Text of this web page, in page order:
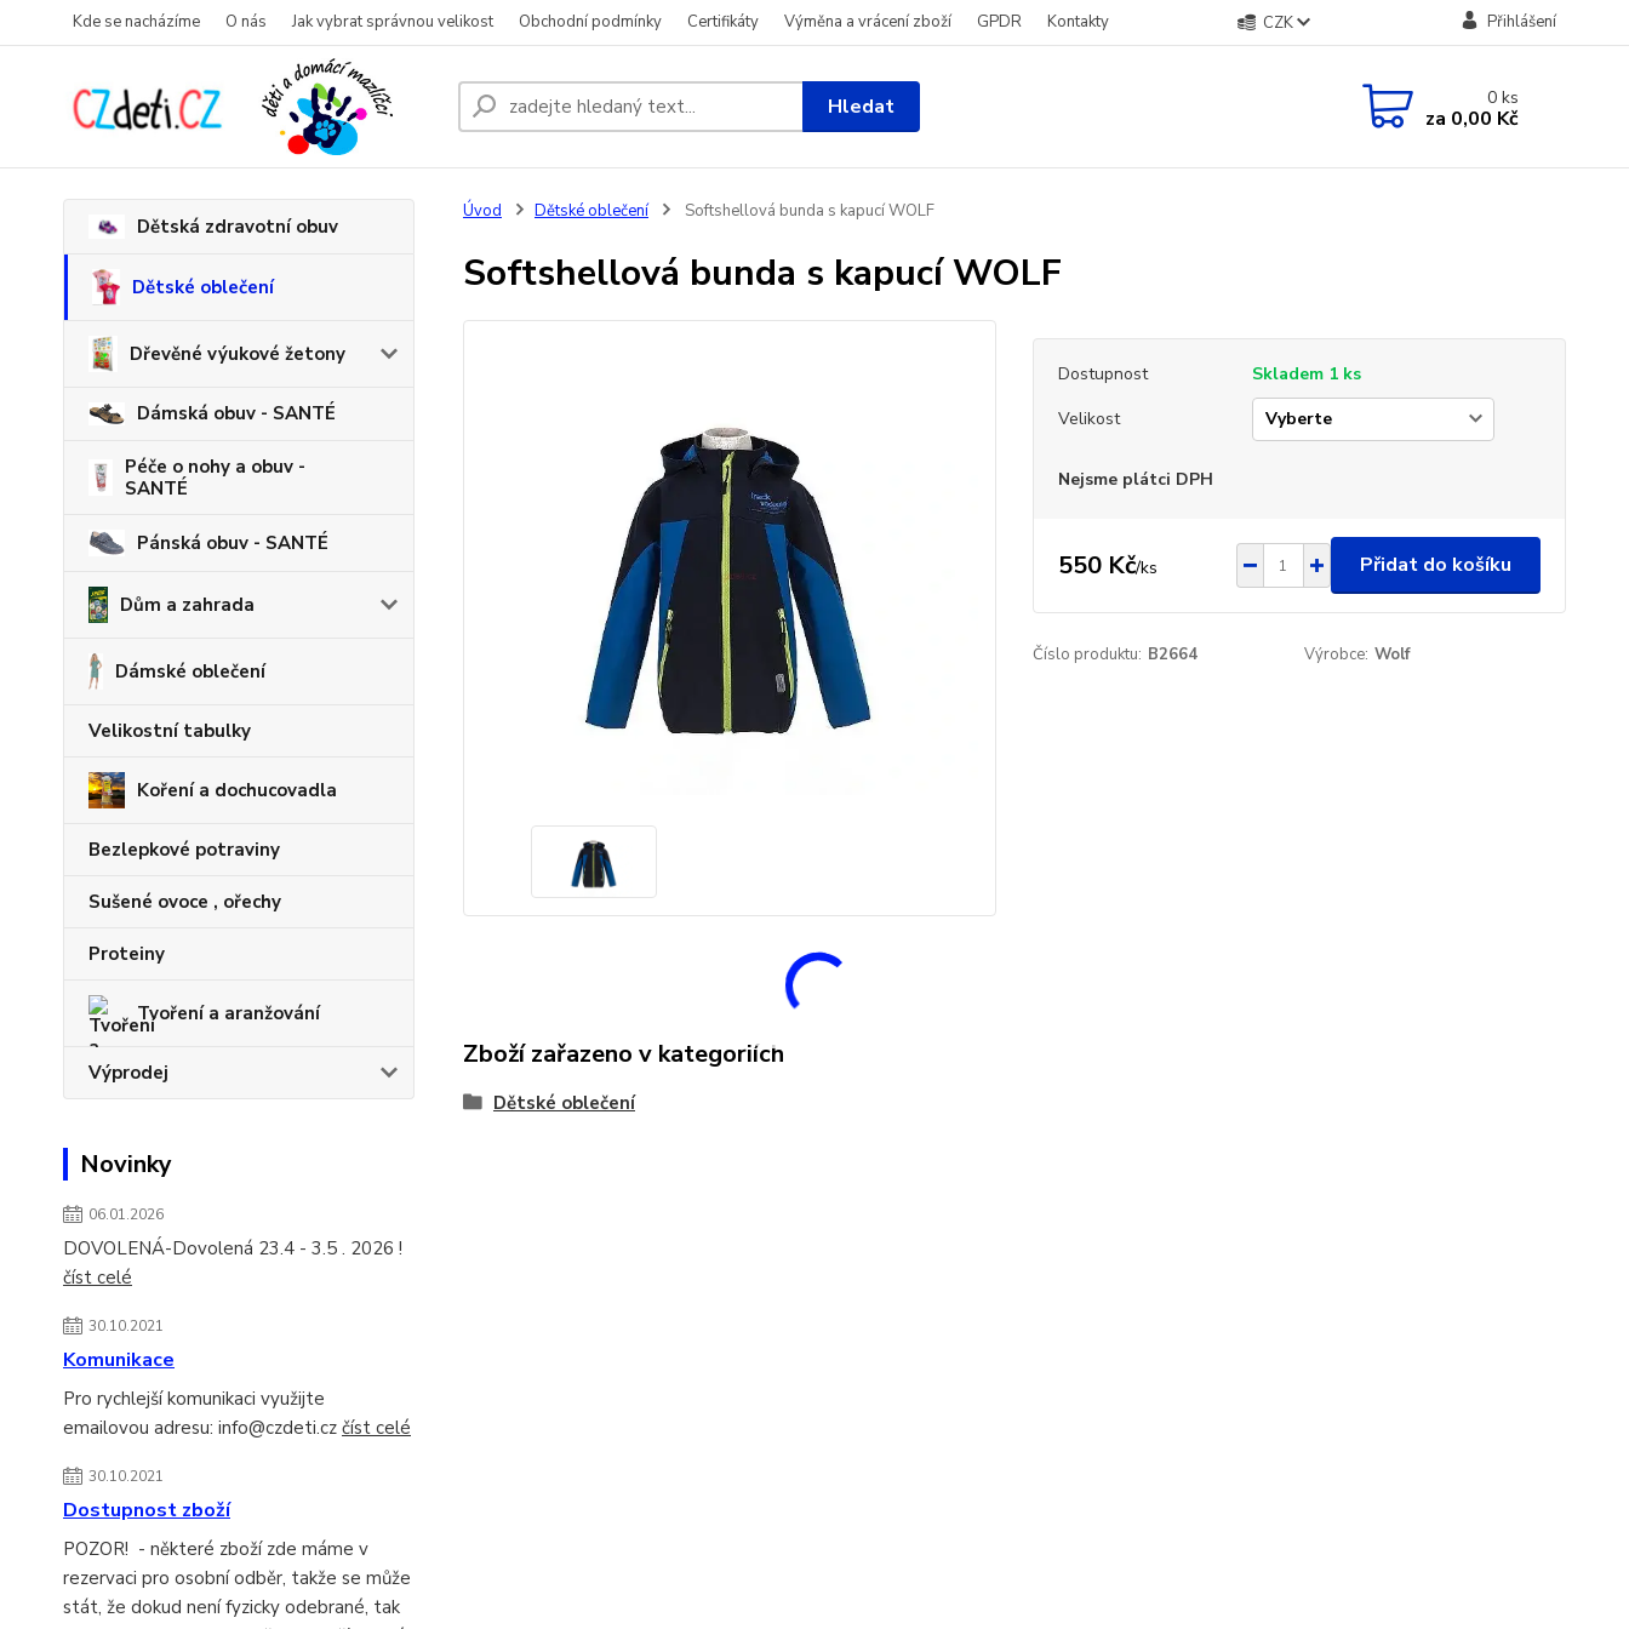
Kde se nacházíme O nás Jak vybrat správnou velikost Obchodní podmínky Certifikáty Výměna a vrácení zboží GPDR Kontakty CZK Přihlášení
Hledat 0ks
za 0,00 Kč
Dětská zdravotní obuv
Dětské oblečení
Dřevěné výukové žetony
Dámská obuv - SANTÉ
Péče o nohy a obuv -
SANTÉ
Pánská obuv - SANTÉ
Dům a zahrada
Dámské oblečení
Velikostní tabulky
Koření a dochucovadla
Bezlepkové potraviny
Sušené ovoce , ořechy
Proteiny
Tvoření a aranžování
Výprodej
Novinky
06.01.2026
DOVOLENÁ-Dovolená 23.4 - 3.5 . 2026 !
číst celé
30.10.2021
Komunikace
Pro rychlejší komunikaci využijte
emailovou adresu: info@czdeti.cz číst celé
30.10.2021
Dostupnost zboží
POZOR! - některé zboží zde máme v
rezervaci pro osobní odběr, takže se může
stát, že dokud není fyzicky odebrané, tak
Úvod Dětské oblečení Softshellová bunda s kapucí WOLF
Softshellová bunda s kapucí WOLF
Dostupnost
Skladem 1 ks
Velikost
Nejsme plátci DPH
550 Kč/ks Přidat do košíku
Číslo produktu: B2664 Výrobce: Wolf
Zboží zařazeno v kategoriích
Dětské oblečení